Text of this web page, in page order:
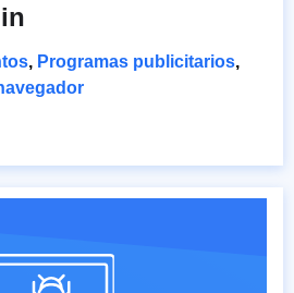
, Programas publicitarios,